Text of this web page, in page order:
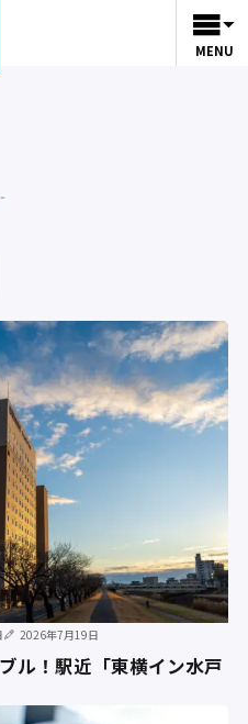
MENU
2026年7月19日
ル！駅近「東横イン水戸